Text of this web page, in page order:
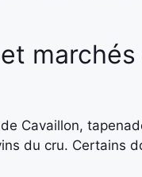
marchés
Cavaillon,
du cru. Certains